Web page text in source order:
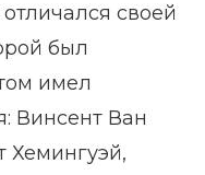
своей
был
имел
Винсент Ван
Хемингуэй,